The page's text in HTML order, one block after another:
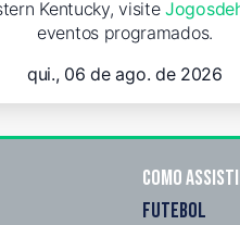
Kentucky, visite
eventos programados.
qui., 06 de ago. de 2026
Como
FUTEBOL